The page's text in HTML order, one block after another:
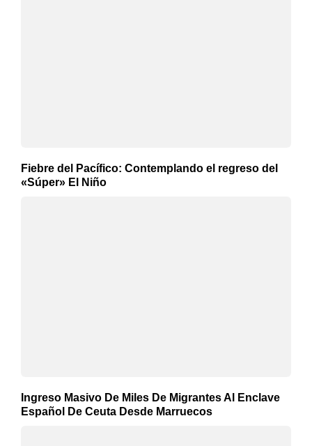
Fiebre del Pacífico: Contemplando el regreso del
«Súper» El Niño
Ingreso Masivo De Miles De Migrantes Al Enclave
Español De Ceuta Desde Marruecos